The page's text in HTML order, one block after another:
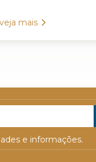
veja mais
e informações.